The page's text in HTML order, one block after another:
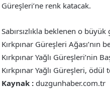
Güreşleri’ne renk katacak.
Sabırsızlıkla beklenen o
Kırkpınar Güreşleri
Kırkpınar Yağlı Güreşleri’nin
Kırkpınar Yağlı Güreşleri,
Kaynak : duzgunhaber.com.tr